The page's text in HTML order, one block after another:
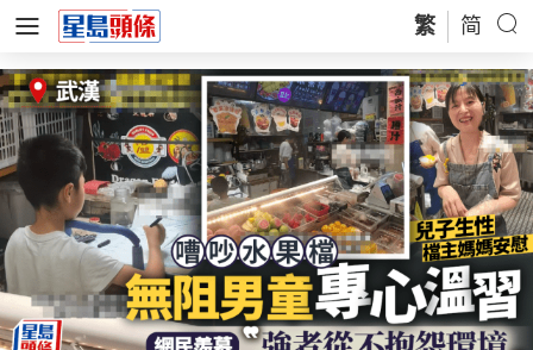
繁 简